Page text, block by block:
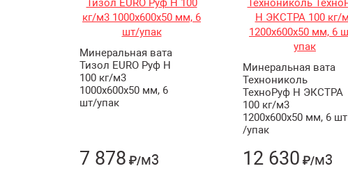
Минеральная вата
Тизол EURO Руф Н
100 кг/м3
1000х600х50 мм, 6
шт/упак
7 878 ₽/м3
Минеральная вата
Технониколь
ТехноРуф Н ЭКСТРА
100 кг/м3
1200х600х50 мм, 6 шт
/упак
12 630 ₽/м3